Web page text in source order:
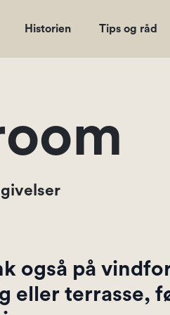
Historien Tips og råd
også på
eller terrasse,